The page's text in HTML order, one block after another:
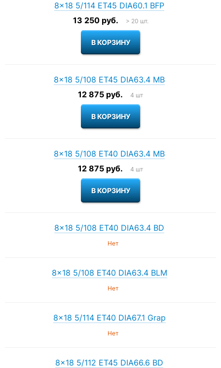
8×18 5/114 ET45 DIA60.1 BFP
13 250 руб.
> 20 шт.
8×18 5/108 ET45 DIA63.4 MB
12 875 руб.
4 шт
8×18 5/108 ET40 DIA63.4 MB
12 875 руб.
4 шт
8×18 5/108 ET40 DIA63.4 BD
Нет
8×18 5/108 ET40 DIA63.4 BLM
Нет
8×18 5/114 ET40 DIA67.1 Grap
Нет
8×18 5/112 ET45 DIA66.6 BD